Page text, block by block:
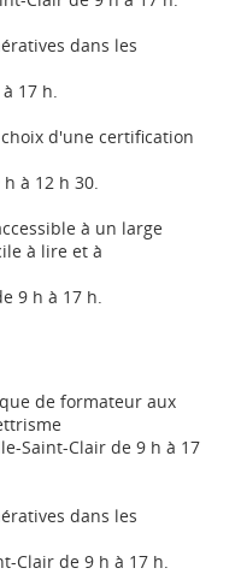
dans les
17 h.
d'une certification
à 12 h 30.
à un large
à lire et à
9 h à 17 h.
de formateur aux
Saint-Clair de 9 h à 17
dans les
Clair de 9 h à 17 h.